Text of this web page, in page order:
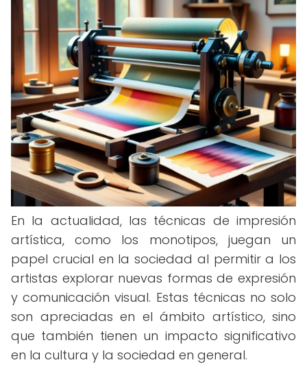
En la actualidad, las técnicas de impresión
artística, como los monotipos, juegan un
papel crucial en la sociedad al permitir a los
artistas explorar nuevas formas de expresión
y comunicación visual. Estas técnicas no solo
son apreciadas en el ámbito artístico, sino
que también tienen un impacto significativo
en la cultura y la sociedad en general.